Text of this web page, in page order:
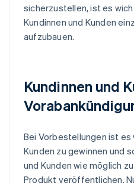
sicherzustellen, ist es
Kundinnen und Kunden
aufzubauen.
Kundinnen und
Bei Vorbestellungen ist es
Kunden zu gewinnen und
und Kunden wie möglich
Produkt veröffentlichen.